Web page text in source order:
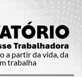
a partir da vida, da
trabalha